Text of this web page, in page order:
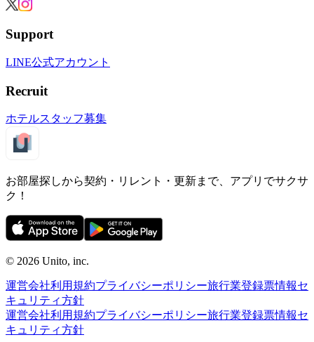
Support
LINE公式アカウント
Recruit
ホテルスタッフ募集
お部屋探しから契約・リレント・更新まで、アプリでサクサ
ク！
©︎ 2026 Unito, inc.
運営会社利用規約プライバシーポリシー旅行業登録票情報セ
キュリティ方針
運営会社利用規約プライバシーポリシー旅行業登録票情報セ
キュリティ方針